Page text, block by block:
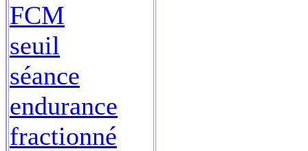
FCM
seuil
séance
endurance
fractionné